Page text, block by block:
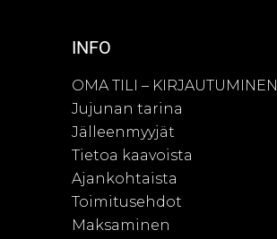
INFO
OMA TILI – KIRJAUTUMINEN
Jujunan tarina
Jälleenmyyjät
Tietoa kaavoista
Ajankohtaista
Toimitusehdot
Maksaminen